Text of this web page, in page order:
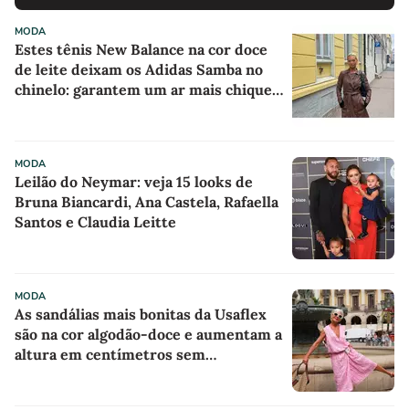
MODA
Estes tênis New Balance na cor doce
de leite deixam os Adidas Samba no
chinelo: garantem um ar mais chique e
MODA
Leilão do Neymar: veja 15 looks de
Bruna Biancardi, Ana Castela, Rafaella
Santos e Claudia Leitte
MODA
As sandálias mais bonitas da Usaflex
são na cor algodão-doce e aumentam a
altura em centímetros sem